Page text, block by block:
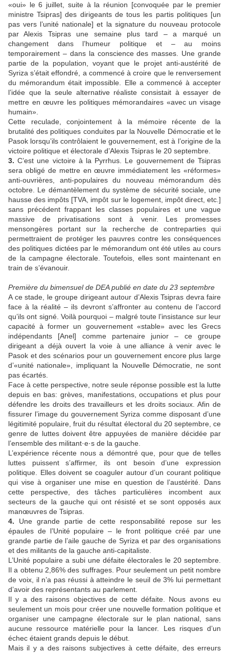
«oui» le 6 juillet, suite à la réunion [convoquée par le premier
ministre Tsipras] des dirigeants de tous les partis politiques [un
pas vers l’unité nationale] et la signature du nouveau protocole
par Alexis Tsipras une semaine plus tard – a marqué un
changement dans l’humeur politique et – au moins
temporairement – dans la conscience des masses. Une grande
partie de la population, voyant que le projet anti-austérité de
Syriza s’était effondré, a commencé à croire que le renversement
du mémorandum était impossible. Elle a commencé à accepter
l’idée que la seule alternative réaliste consistait à essayer de
mettre en œuvre les politiques mémorandaires «avec un visage
humain».
Cette reculade, conjointement à la mémoire récente de la
brutalité des politiques conduites par la Nouvelle Démocratie et le
Pasok lorsqu’ils contrôlaient le gouvernement, est à l’origine de la
victoire politique et électorale d’Alexis Tsipras le 20 septembre.
3. C’est une victoire à la Pyrrhus. Le gouvernement de Tsipras
sera obligé de mettre en œuvre immédiatement les «réformes»
anti-ouvrières, anti-populaires du nouveau mémorandum dès
octobre. Le démantèlement du système de sécurité sociale, une
hausse des impôts [TVA, impôt sur le logement, impôt direct, etc.]
sans précédent frappant les classes populaires et une vague
massive de privatisations sont à venir. Les promesses
mensongères portant sur la recherche de contreparties qui
permettraient de protéger les pauvres contre les conséquences
des politiques dictées par le mémorandum ont été utiles au cours
de la campagne électorale. Toutefois, elles sont maintenant en
train de s’évanouir.
Première du bimensuel de DEA publié en date du 23 septembre
A ce stade, le groupe dirigeant autour d’Alexis Tsipras devra faire
face à la réalité – ils devront s’affronter au contenu de l’accord
qu’ils ont signé. Voilà pourquoi – malgré toute l’insistance sur leur
capacité à former un gouvernement «stable» avec les Grecs
indépendants [Anel] comme partenaire junior – ce groupe
dirigeant a déjà ouvert la voie à une alliance à venir avec le
Pasok et des scénarios pour un gouvernement encore plus large
d’«unité nationale», impliquant la Nouvelle Démocratie, ne sont
pas écartés.
Face à cette perspective, notre seule réponse possible est la lutte
depuis en bas: grèves, manifestations, occupations et plus pour
défendre les droits des travailleurs et les droits sociaux. Afin de
fissurer l’image du gouvernement Syriza comme disposant d’une
légitimité populaire, fruit du résultat électoral du 20 septembre, ce
genre de luttes doivent être appuyées de manière décidée par
l’ensemble des militant·e·s de la gauche.
L’expérience récente nous a démontré que, pour que de telles
luttes puissent s’affirmer, ils ont besoin d’une expression
politique. Elles doivent se coaguler autour d’un courant politique
qui vise à organiser une mise en question de l’austérité. Dans
cette perspective, des tâches particulières incombent aux
secteurs de la gauche qui ont résisté et se sont opposés aux
manœuvres de Tsipras.
4. Une grande partie de cette responsabilité repose sur les
épaules de l’Unité populaire – le front politique créé par une
grande partie de l’aile gauche de Syriza et par des organisations
et des militants de la gauche anti-capitaliste.
L’Unité populaire a subi une défaite électorales le 20 septembre.
Il a obtenu 2,86% des suffrages. Pour seulement un petit nombre
de voix, il n’a pas réussi à atteindre le seuil de 3% lui permettant
d’avoir des représentants au parlement.
Il y a des raisons objectives de cette défaite. Nous avons eu
seulement un mois pour créer une nouvelle formation politique et
organiser une campagne électorale sur le plan national, sans
aucune ressource matérielle pour la lancer. Les risques d’un
échec étaient grands depuis le début.
Mais il y a des raisons subjectives à cette défaite, des erreurs